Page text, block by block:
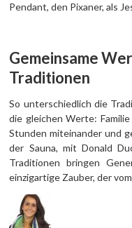
Pendant, den Pixaner, als
Gemeinsame
Traditionen
So unterschiedlich die
die gleichen Werte:
Stunden miteinander und
der Sauna, mit Donald
Traditionen bringen
einzigartige Zauber, der